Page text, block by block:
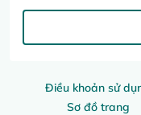
Điều khoản sử
Sơ đồ trang